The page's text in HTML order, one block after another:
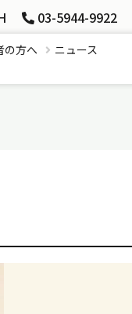
03-5944-9922
の方へ ニュース